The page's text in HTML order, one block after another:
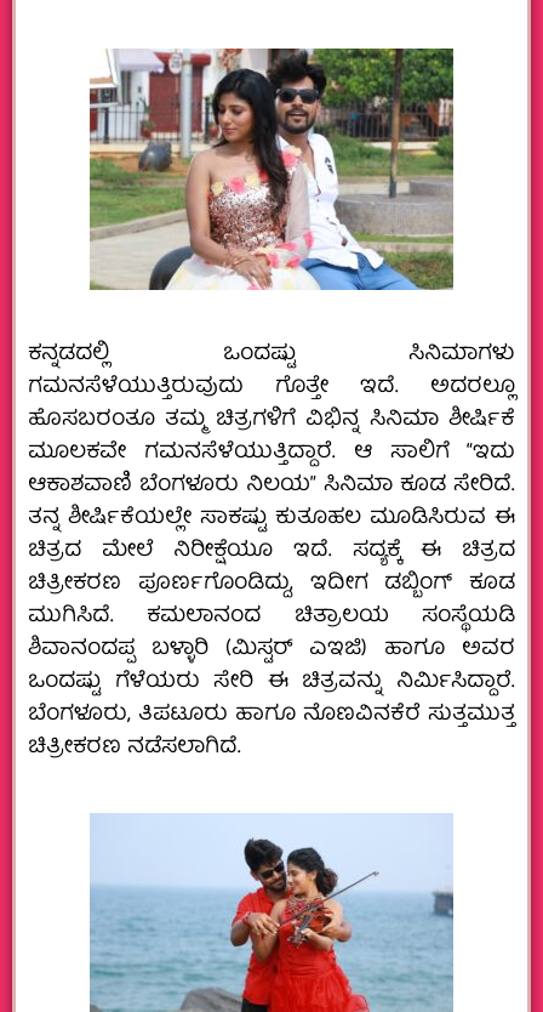
ಕನ್ನಡದಲ್ಲಿ ಒಂದಷ್ಟು ಸಿನಿಮಾಗಳು
ಗಮನಸೆಳೆಯುತ್ತಿರುವುದು ಗೊತ್ತೇ ಇದೆ. ಅದರಲ್ಲೂ
ಹೊಸಬರಂತೂ ತಮ್ಮ ಚಿತ್ರಗಳಿಗೆ ವಿಭಿನ್ನ ಸಿನಿಮಾ ಶೀರ್ಷಿಕೆ
ಮೂಲಕವೇ ಗಮನಸೆಳೆಯುತ್ತಿದ್ದಾರೆ. ಆ ಸಾಲಿಗೆ “ಇದು
ಆಕಾಶವಾಣಿ ಬೆಂಗಳೂರು ನಿಲಯ” ಸಿನಿಮಾ ಕೂಡ ಸೇರಿದೆ.
ತನ್ನ ಶೀರ್ಷಿಕೆಯಲ್ಲೇ ಸಾಕಷ್ಟು ಕುತೂಹಲ ಮೂಡಿಸಿರುವ ಈ
ಚಿತ್ರದ ಮೇಲೆ ನಿರೀಕ್ಷೆಯೂ ಇದೆ. ಸದ್ಯಕ್ಕೆ ಈ ಚಿತ್ರದ
ಚಿತ್ರೀಕರಣ ಪೂರ್ಣಗೊಂಡಿದ್ದು, ಇದೀಗ ಡಬ್ಬಿಂಗ್‌ ಕೂಡ
ಮುಗಿಸಿದೆ. ಕಮಲಾನಂದ ಚಿತ್ರಾಲಯ ಸಂಸ್ಥೆಯಡಿ
ಶಿವಾನಂದಪ್ಪ ಬಳ್ಳಾರಿ (ಮಿಸ್ಟರ್ ಎಇಜಿ) ಹಾಗೂ ಅವರ
ಒಂದಷ್ಟು ಗೆಳೆಯರು ಸೇರಿ ಈ ಚಿತ್ರವನ್ನು ನಿರ್ಮಿಸಿದ್ದಾರೆ.
ಬೆಂಗಳೂರು, ತಿಪಟೂರು ಹಾಗೂ ನೊಣವಿನಕೆರೆ ಸುತ್ತಮುತ್ತ
ಚಿತ್ರೀಕರಣ ನಡೆಸಲಾಗಿದೆ.